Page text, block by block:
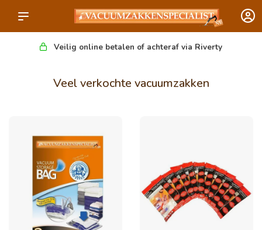
Veilig online betalen of achteraf via Riverty
Veel verkochte vacuumzakken